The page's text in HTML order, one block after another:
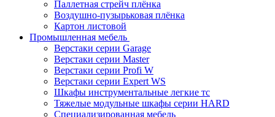
Паллетная стрейч плёнка
Воздушно-пузырьковая плёнка
Картон листовой
Промышленная мебель
Верстаки серии Garage
Верстаки серии Master
Верстаки серии Profi W
Верстаки серии Expert WS
Шкафы инструментальные легкие тс
Тяжелые модульные шкафы серии HARD
Cпециализированная мебель